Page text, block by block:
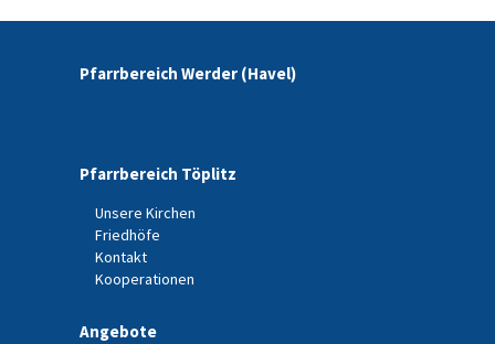
Pfarrbereich Werder (Havel)
Pfarrbereich Töplitz
Unsere Kirchen
Friedhöfe
Kontakt
Kooperationen
Angebote